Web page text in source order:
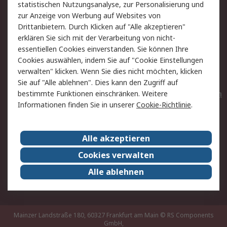
Hilfe
Privatkunden
Rechtliches
AGB
Datenschutz
Cookie-Richtlinie
Zahlungsbedingungen
Copyright/Impressum
Entsorgung
Elektrogeräte/Batterien
RS weltweit
Karriere bei RS
Nachhaltigkeit
Qualität/Umwelt/ZertifikatePresse-Center
Event-Center
Mainzer Landstraße 180, 60327 Frankfurt am Main © RS Components
GmbH,
statistischen Nutzungsanalyse, zur Personalisierung und
zur Anzeige von Werbung auf Websites von
Drittanbietern. Durch Klicken auf "Alle akzeptieren"
erklären Sie sich mit der Verarbeitung von nicht-
essentiellen Cookies einverstanden. Sie können Ihre
Cookies auswählen, indem Sie auf "Cookie Einstellungen
verwalten" klicken. Wenn Sie dies nicht möchten, klicken
Sie auf "Alle ablehnen". Dies kann den Zugriff auf
bestimmte Funktionen einschränken. Weitere
Informationen finden Sie in unsererCookie-Richtlinie.
Alle akzeptieren
Cookies verwalten
Alle ablehnen